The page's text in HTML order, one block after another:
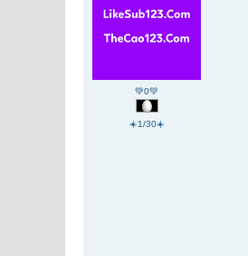
💚0💚
☀️1/30☀️